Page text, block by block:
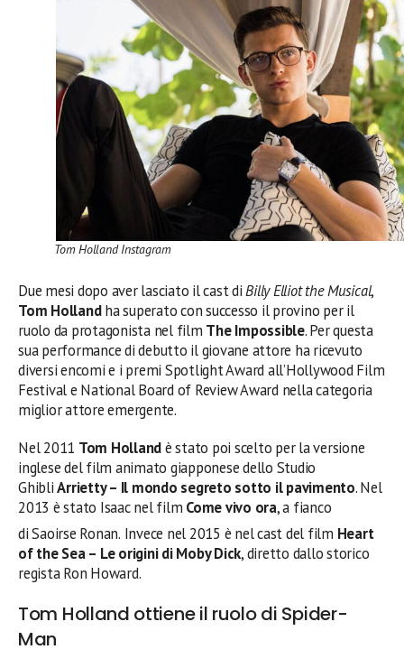
Tom Holland Instagram
Due mesi dopo aver lasciato il cast diBilly Elliot the Musical,
Tom Hollandha superato con successo il provino per il
ruolo da protagonista nel film The Impossible. Per questa
sua performance di debutto il giovane attore ha ricevuto
diversi encomi e i premi Spotlight Award all’Hollywood Film
Festival e National Board of Review Award nella categoria
miglior attore emergente.
Nel 2011 Tom Hollandè stato poi scelto per la versione
inglese del film animato giapponese dello Studio
GhibliArrietty – Il mondo segreto sotto il pavimento. Nel
2013 è stato Isaac nel film Come vivo ora, a fianco
di Saoirse Ronan. Invece nel 2015 è nel cast del film Heart
of the Sea – Le origini di Moby Dick, diretto dallo storico
regista Ron Howard.
Tom Holland ottiene il ruolo di Spider-
Man